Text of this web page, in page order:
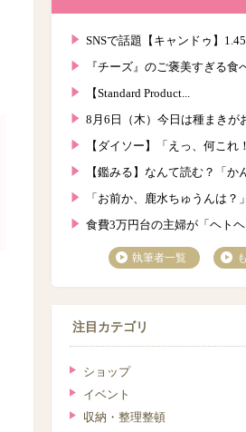
SNSで話題【キャンドゥ】
『チーズ』のご褒美すぎる食
【Standard Product...
8月6日（木）今日は種まきが
【ダイソー】「えっ、何これ
【鑑みる】なんて読む？「か
「お前か、鹿水ちゅうんは？
食費3万円台の主婦が「ヘトヘ
執筆者一覧
注目カテゴリ
ショップ
イベント
収納・整理整頓